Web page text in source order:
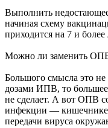
Выполнить
начиная схему
приходится на 7 и
Можно ли заменить
Большого смысла это
дозами ИПВ, то
не сделает. А вот ОПВ
инфекции — кишечнике,
передачи вируса